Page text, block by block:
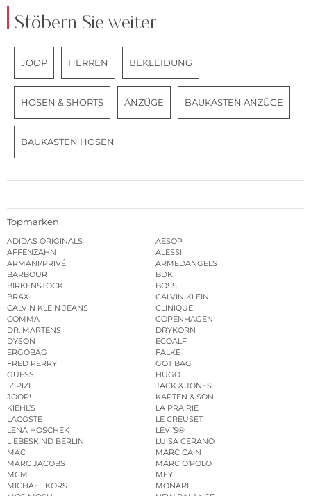
Stöbern Sie weiter
JOOP HERREN BEKLEIDUNG
HOSEN & SHORTS ANZÜGE BAUKASTEN ANZÜGE
BAUKASTEN HOSEN
Topmarken
ADIDAS ORIGINALS
AESOP
AFFENZAHN
ALESSI
ARMANI/PRIVÉ
ARMEDANGELS
BARBOUR
BDK
BIRKENSTOCK
BOSS
BRAX
CALVIN KLEIN
CALVIN KLEIN JEANS
CLINIQUE
COMMA
COPENHAGEN
DR. MARTENS
DRYKORN
DYSON
ECOALF
ERGOBAG
FALKE
FRED PERRY
GOT BAG
GUESS
HUGO
IZIPIZI
JACK & JONES
JOOP!
KAPTEN & SON
KIEHL’S
LA PRAIRIE
LACOSTE
LE CREUSET
LENA HOSCHEK
LEVI’S®
LIEBESKIND BERLIN
LUISA CERANO
MAC
MARC CAIN
MARC JACOBS
MARC O’POLO
MCM
MEY
MICHAEL KORS
MONARI